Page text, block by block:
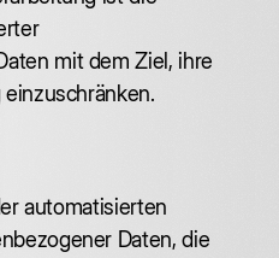
mit dem Ziel, ihre
automatisierten
Daten, die